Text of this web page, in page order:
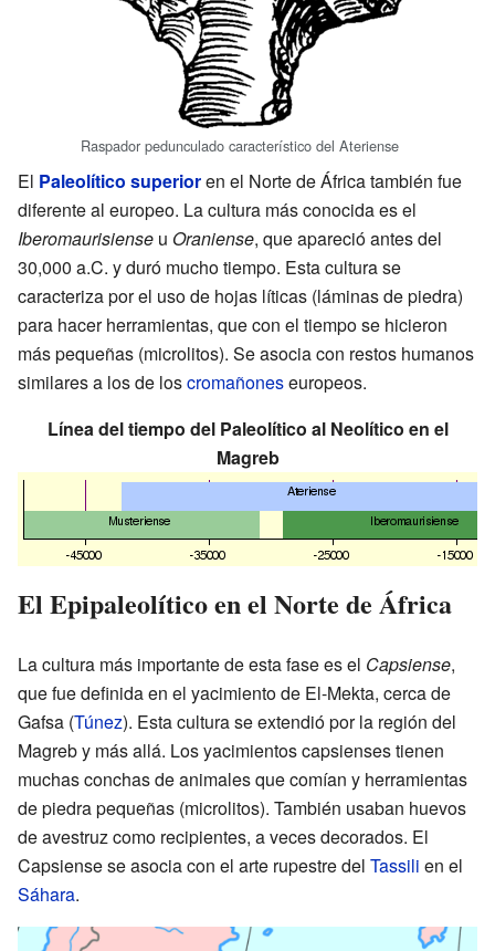
Raspador pedunculado característico del Ateriense
El Paleolítico superioren el Norte de África también fue
diferente al europeo. La cultura más conocida es el
Iberomaurisiense u Oraniense, que apareció antes del
30,000 a.C. y duró mucho tiempo. Esta cultura se
caracteriza por el uso de hojas líticas (láminas de piedra)
para hacer herramientas, que con el tiempo se hicieron
más pequeñas (microlitos). Se asocia con restos humanos
similares a los de loscromañoneseuropeos.
Línea del tiempo del Paleolítico al Neolítico en el
Magreb
El Epipaleolítico en el Norte de África
La cultura más importante de esta fase es el Capsiense,
que fue definida en el yacimiento de El-Mekta, cerca de
Gafsa (Túnez). Esta cultura se extendió por la región del
Magreb y más allá. Los yacimientos capsienses tienen
muchas conchas de animales que comían y herramientas
de piedra pequeñas (microlitos). También usaban huevos
de avestruz como recipientes, a veces decorados. El
Capsiense se asocia con el arte rupestre del Tassili en el
Sáhara.